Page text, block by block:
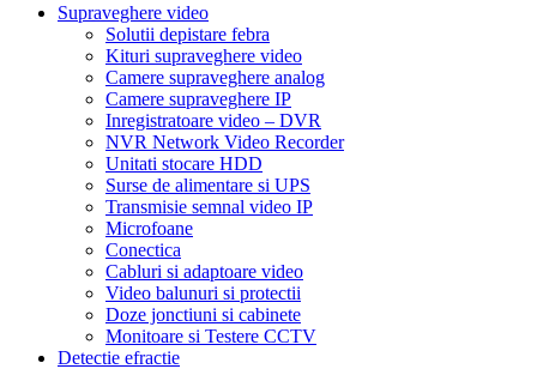
Supraveghere video
Solutii depistare febra
Kituri supraveghere video
Camere supraveghere analog
Camere supraveghere IP
Inregistratoare video – DVR
NVR Network Video Recorder
Unitati stocare HDD
Surse de alimentare si UPS
Transmisie semnal video IP
Microfoane
Conectica
Cabluri si adaptoare video
Video balunuri si protectii
Doze jonctiuni si cabinete
Monitoare si Testere CCTV
Detectie efractie